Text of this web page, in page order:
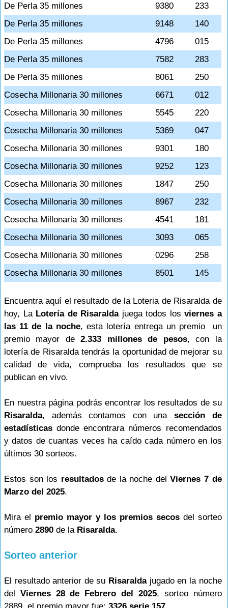
De Perla 35 millones
9380
233
De Perla 35 millones
9148
140
De Perla 35 millones
4796
015
De Perla 35 millones
7582
283
De Perla 35 millones
8061
250
Cosecha Millonaria 30 millones
6671
012
Cosecha Millonaria 30 millones
5545
220
Cosecha Millonaria 30 millones
5369
047
Cosecha Millonaria 30 millones
9301
180
Cosecha Millonaria 30 millones
9252
123
Cosecha Millonaria 30 millones
1847
250
Cosecha Millonaria 30 millones
8967
232
Cosecha Millonaria 30 millones
4541
181
Cosecha Millonaria 30 millones
3093
065
Cosecha Millonaria 30 millones
0296
258
Cosecha Millonaria 30 millones
8501 145
Encuentra aquí el resultado de la Loteria de Risaralda de
hoy, La Lotería de Risaraldajuega todos losviernes a
las 11 de la noche, esta lotería entrega un premio un
premio mayor de2.333 millones de pesos, con la
lotería de Risaralda tendrás la oportunidad de mejorar su
calidad de vida, comprueba los resultados que se
publican en vivo.
En nuestra página podrás encontrar los resultados de su
Risaralda, además contamos con una sección de
estadísticas donde encontrara números recomendados
y datos de cuantas veces ha caído cada número en los
últimos 30 sorteos.
Estos son los resultadosde la noche delViernes 7 de
Marzo del 2025.
Mira el premio mayor y los premios secosdel sorteo
número 2890 de la Risaralda.
Sorteo anterior
El resultado anterior de su Risaraldajugado en la noche
del Viernes 28 de Febrero del 2025, sorteo número